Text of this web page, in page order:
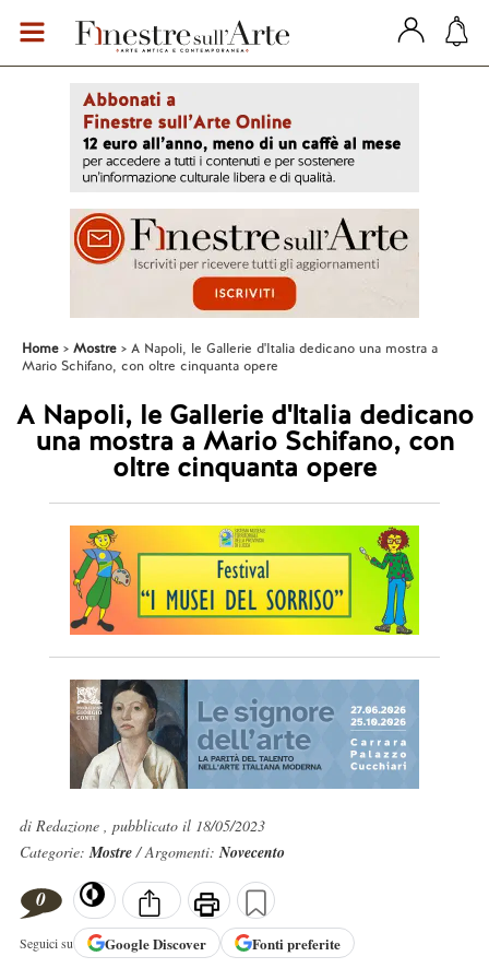
Home Mostre
A Napoli, le Gallerie d'Italia dedicano una mostra a
Mario Schifano, con oltre cinquanta opere
A Napoli, le Gallerie d'Italia dedicano
una mostra a Mario Schifano, con
oltre cinquanta opere
di Redazione , pubblicato il 18/05/2023
Categorie:Mostre/ Argomenti:Novecento
0
Seguici su GoogleDiscover Fonti preferite